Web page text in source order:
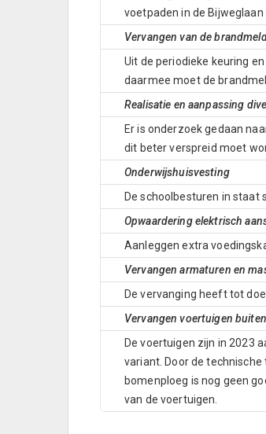
voetpaden in de
Vervangen van de
Uit de periodieke keuring
daarmee moet de
Realisatie en aanpassing
Er is onderzoek gedaan
dit beter verspreid moet
Onderwijshuisvesting
De schoolbesturen in staat
Opwaardering elektrisch
Aanleggen extra
Vervangen armaturen en
De vervanging heeft tot
Vervangen voertuigen
De voertuigen zijn in 2023
variant. Door de
bomenploeg is nog geen
van de voertuigen.